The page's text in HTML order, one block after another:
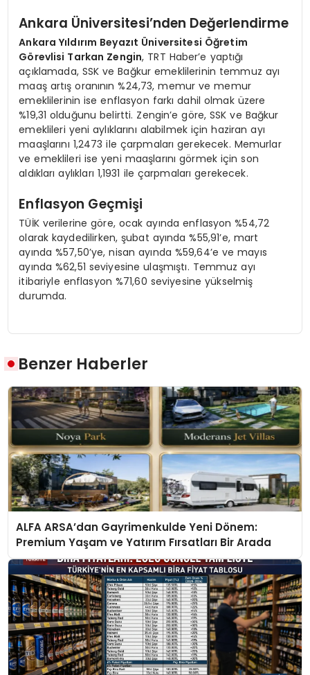
Ankara Üniversitesi’nden Değerlendirme
Ankara Yıldırım Beyazıt Üniversitesi Öğretim
Görevlisi Tarkan Zengin, TRT Haber’e yaptığı
açıklamada, SSK ve Bağkur emeklilerinin temmuz ayı
maaş artış oranının %24,73, memur ve memur
emeklilerinin ise enflasyon farkı dahil olmak üzere
%19,31 olduğunu belirtti. Zengin’e göre, SSK ve Bağkur
emeklileri yeni aylıklarını alabilmek için haziran ayı
maaşlarını 1,2473 ile çarpmaları gerekecek. Memurlar
ve emeklileri ise yeni maaşlarını görmek için son
aldıkları aylıkları 1,1931 ile çarpmaları gerekecek.
Enflasyon Geçmişi
TÜİK verilerine göre, ocak ayında enflasyon %54,72
olarak kaydedilirken, şubat ayında %55,91’e, mart
ayında %57,50’ye, nisan ayında %59,64’e ve mayıs
ayında %62,51 seviyesine ulaşmıştı. Temmuz ayı
itibariyle enflasyon %71,60 seviyesine yükselmiş
durumda.
Benzer Haberler
ALFA ARSA’dan Gayrimenkulde Yeni Dönem:
Premium Yaşam ve Yatırım Fırsatları Bir Arada